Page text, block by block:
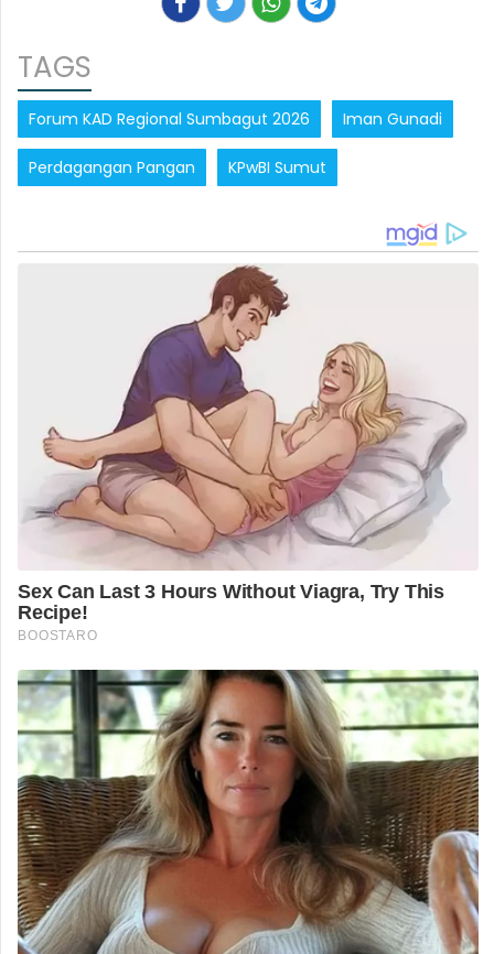
TAGS
Forum KAD Regional Sumbagut 2026 Iman Gunadi
Perdagangan Pangan KPwBI Sumut